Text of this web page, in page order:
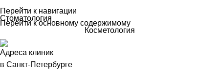
Перейти к навигации
Перейти к основному содержимому
Стоматология
Косметология
Адреса клиник
в Санкт-Петербурге